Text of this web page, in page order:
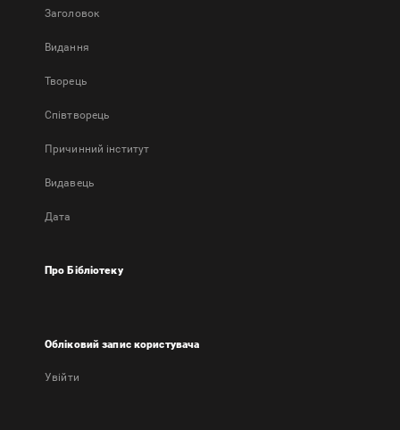
Заголовок
Bидання
Творець
Співтворець
Причинний інститут
Видавець
Дата
Про Бібліотеку
Обліковий запис користувача
Увійти